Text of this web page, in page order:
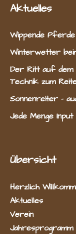
Aktuelles
Wippende
Winterwetter
Der Ritt auf
Technik zum
Sonnenreiter –
Jede Menge
Übersicht
Herzlich
Aktuelles
Verein
Jahresprogramm